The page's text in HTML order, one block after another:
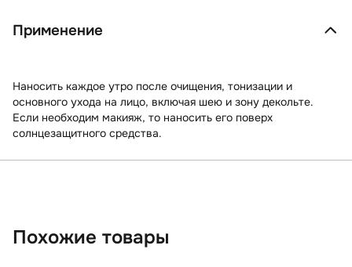
Применение
Наносить каждое утро после очищения, тонизации и
основного ухода на лицо, включая шею и зону декольте.
Если необходим макияж, то наносить его поверх
солнцезащитного средства.
Похожие товары